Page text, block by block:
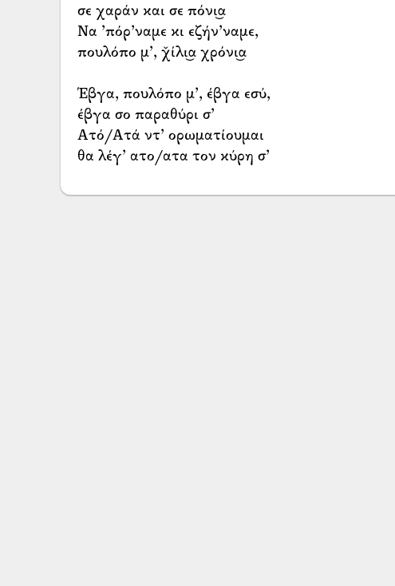
σε χαράν και σε πόνι͜α
Να ’πόρ’ναμε κι εζήν’ναμε,
πουλόπο μ’, χ̌ίλι͜α χρόνι͜α
Έβγα, πουλόπο μ’, έβγα εσύ,
έβγα σο παραθύρι σ’
Ατό/Ατά ντ’ ορωματίουμαι
θα λέγ’ ατο/ατα τον κύρη σ’